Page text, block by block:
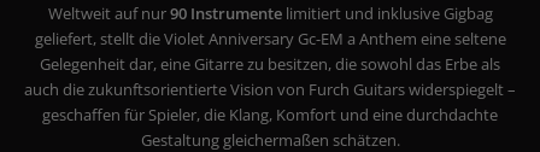
Weltweit auf nur90 Instrumentelimitiert und inklusive Gigbag
geliefert, stellt die Violet Anniversary Gc-EM a Anthem eine seltene
Gelegenheit dar, eine Gitarre zu besitzen, die sowohl das Erbe als
auch die zukunftsorientierte Vision von Furch Guitars widerspiegelt –
geschaffen für Spieler, die Klang, Komfort und eine durchdachte
Gestaltung gleichermaßen schätzen.